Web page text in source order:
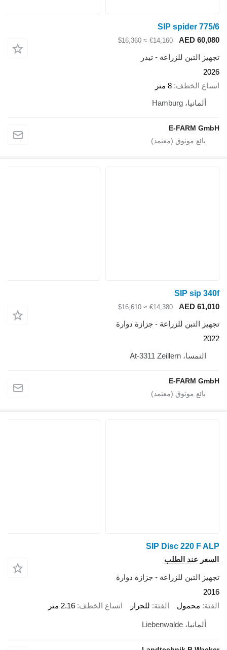
SIP spider 775/6
AED 60,080
€14,160
≈ $16,360
تجهيز التبن للزراعة - تيدر
2026
اتساع الخطف 8 متر
ألمانيا، Hamburg
E-FARM GmbH
SIP sip 340f
AED 61,010
€14,380
≈ $16,610
تجهيز التبن للزراعة - جزازة دوارة
2022
النمسا، At-3311 Zeillern
E-FARM GmbH
SIP Disc 220 F ALP
السعر عند الطلب
تجهيز التبن للزراعة - جزازة دوارة
2016
الفئة محمول الفئة للجرار اتساع الخطف 2.16 متر
ألمانيا، Liebenwalde